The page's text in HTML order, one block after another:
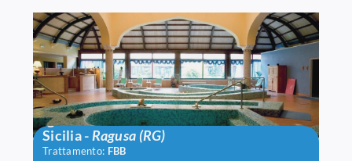
Igv Club Baia Samuele
Sicilia-Ragusa (RG)
Trattamento: FBB